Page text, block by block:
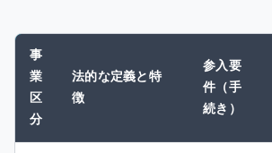
事
業
区
分
法的な定義と特
徴
参入要
件（手
続き）